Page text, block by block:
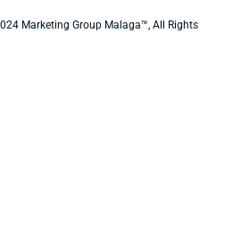
Marketing Group Malaga™, All Rights